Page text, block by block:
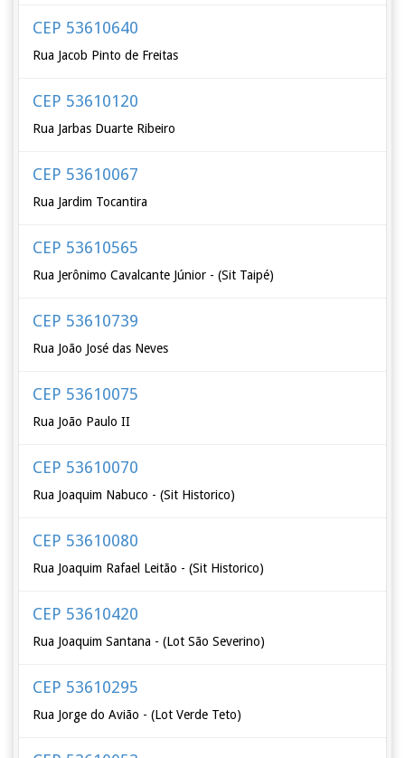
CEP 53610640
Rua Jacob Pinto de Freitas
CEP 53610120
Rua Jarbas Duarte Ribeiro
CEP 53610067
Rua Jardim Tocantira
CEP 53610565
Rua Jerônimo Cavalcante Júnior - (Sit Taipé)
CEP 53610739
Rua João José das Neves
CEP 53610075
Rua João Paulo II
CEP 53610070
Rua Joaquim Nabuco - (Sit Historico)
CEP 53610080
Rua Joaquim Rafael Leitão - (Sit Historico)
CEP 53610420
Rua Joaquim Santana - (Lot São Severino)
CEP 53610295
Rua Jorge do Avião - (Lot Verde Teto)